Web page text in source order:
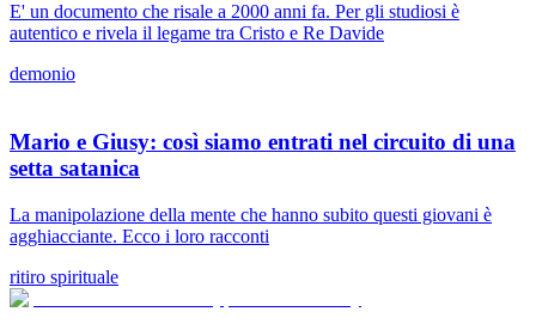
E' un documento che risale a 2000 anni fa. Per gli studiosi è
autentico e rivela il legame tra Cristo e Re Davide
demonio
Mario e Giusy: così siamo entrati nel circuito di una
setta satanica
La manipolazione della mente che hanno subito questi giovani è
agghiacciante. Ecco i loro racconti
ritiro spirituale